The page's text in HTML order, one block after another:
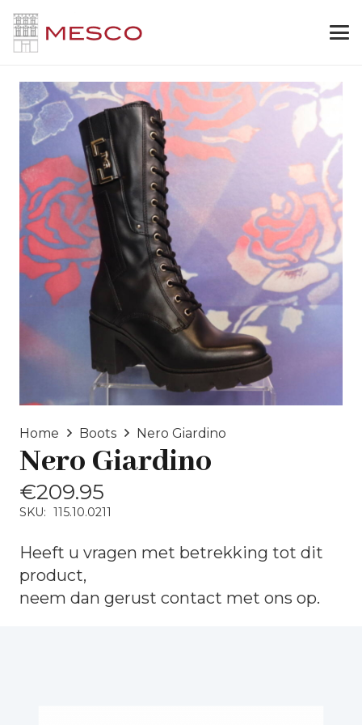
Home Boots Nero Giardino
Nero Giardino
€209.95
SKU: 115.10.0211
Heeft u vragen met betrekking tot dit
product,
neem dan gerust contact met ons op.